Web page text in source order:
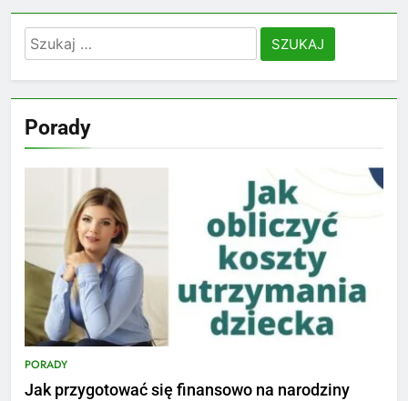
Szukaj:
Porady
PORADY
Jak przygotować się finansowo na narodziny